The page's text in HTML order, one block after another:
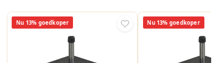
Nu 13% goedkoper Nu 13% goedkoper